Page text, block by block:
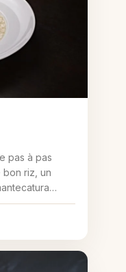
pas à pas
riz, un